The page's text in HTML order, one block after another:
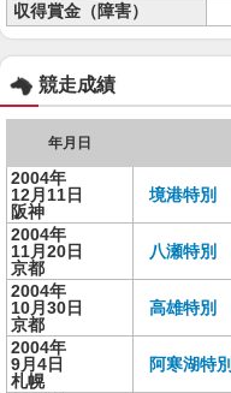
収得賞金（障害）
競走成績
年月日
2004年
12月11日
阪神
境港特別
2004年
11月20日
京都
八瀬特別
2004年
10月30日
京都
高雄特別
2004年
9月4日
札幌
阿寒湖特別